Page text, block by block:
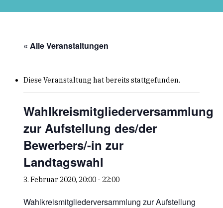
« Alle Veranstaltungen
Diese Veranstaltung hat bereits stattgefunden.
Wahlkreismitgliederversammlung
zur Aufstellung des/der
Bewerbers/-in zur
Landtagswahl
3. Februar 2020, 20:00- 22:00
Wahlkreismitgliederversammlung zur Aufstellung